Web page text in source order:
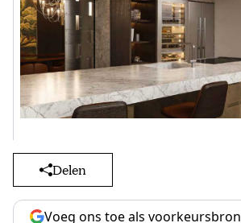
Delen
Voeg ons toe als voorkeursbron